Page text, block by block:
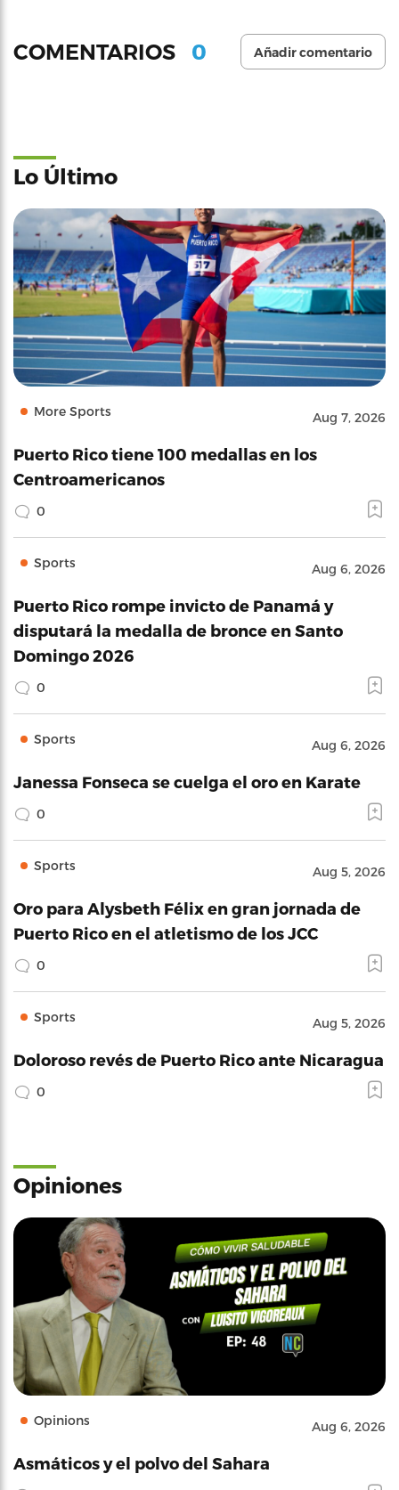
COMENTARIOS 0 Añadir comentario
Lo Último
More Sports Aug 7, 2026
Puerto Rico tiene 100 medallas en los
Centroamericanos
0
Sports Aug 6, 2026
Puerto Rico rompe invicto de Panamá y
disputará la medalla de bronce en Santo
Domingo 2026
0
Sports Aug 6, 2026
Janessa Fonseca se cuelga el oro en Karate
0
Sports Aug 5, 2026
Oro para Alysbeth Félix en gran jornada de
Puerto Rico en el atletismo de los JCC
0
Sports Aug 5, 2026
Doloroso revés de Puerto Rico ante Nicaragua
0
Opiniones
Opinions Aug 6, 2026
Asmáticos y el polvo del Sahara